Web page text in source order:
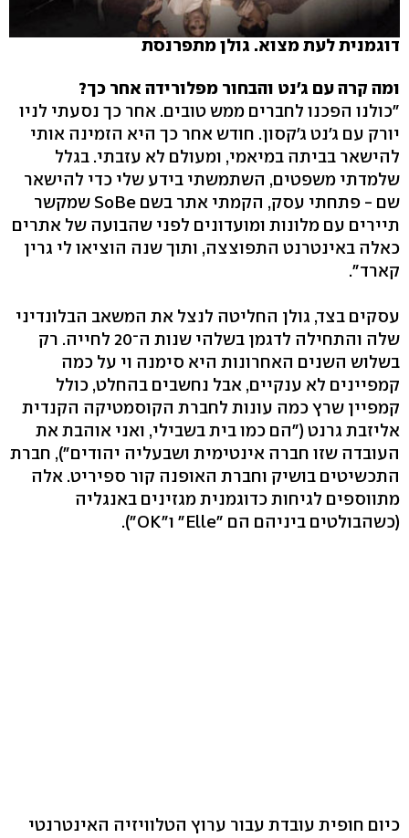
דוגמנית לעת מצוא. גולן מתפרנסת
ומה קרה עם ג'נט והבחור מפלורידה אחר כך?
"כולנו הפכנו לחברים ממש טובים. אחר כך נסעתי לניו
יורק עם ג'נט ג'קסון. חודש אחר כך היא הזמינה אותי
להישאר בביתה במיאמי, ומעולם לא עזבתי. בגלל
שלמדתי משפטים, השתמשתי בידע שלי כדי להישאר
שם - פתחתי עסק, הקמתי אתר בשם SoBe שמקשר
תיירים עם מלונות ומועדונים לפני שהבועה של אתרים
כאלה באינטרנט התפוצצה, ותוך שנה הוציאו לי גרין
קארד".
עסקים בצד, גולן החליטה לנצל את המשאב הבלונדיני
שלה והתחילה לדגמן בשלהי שנות ה־20 לחייה. רק
בשלוש השנים האחרונות היא סימנה וי על כמה
קמפיינים לא ענקיים, אבל נחשבים בהחלט, כולל
קמפיין שרץ כמה עונות לחברת הקוסמטיקה הקנדית
אליזבת גרנט ("הם כמו בית בשבילי, ואני אוהבת את
העובדה שזו חברה אינטימית ושבעליה יהודים"), חברת
התכשיטים בושיק וחברת האופנה קור ספיריט. אלה
מתווספים לגיחות כדוגמנית מגזינים באנגליה
(כשהבולטים ביניהם הם "Elle" ו"OK").
כיום חופית עובדת עבור ערוץ הטלוויזיה האינטרנטי